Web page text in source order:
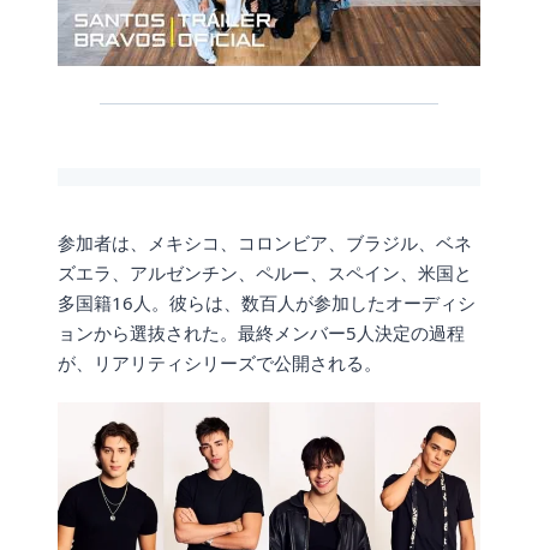
参加者は、メキシコ、コロンビア、ブラジル、ベネ
ズエラ、アルゼンチン、ペルー、スペイン、米国と
多国籍16人。彼らは、数百人が参加したオーディシ
ョンから選抜された。最終メンバー5人決定の過程
が、リアリティシリーズで公開される。